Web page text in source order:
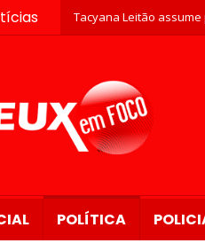
Tacyana Leitão
POLÍTICA